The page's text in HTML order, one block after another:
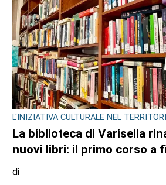
L'INIZIATIVA CULTURALE NEL
La biblioteca di Varisella
nuovi libri: il primo corso a
di